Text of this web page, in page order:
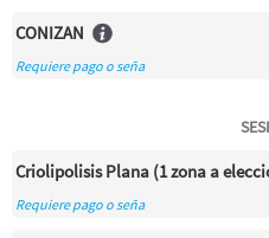
CONIZAN
Requiere pago o seña
Criolipolisis Plana (1 zona a
Requiere pago o seña